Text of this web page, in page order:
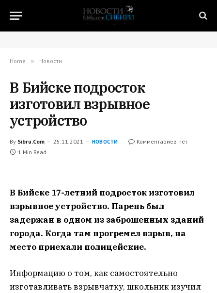
Home » Новости
В Бийске подросток
изготовил взрывное
устройство
By Sibru.Com 25.11.2021 НОВОСТИ
Комментариев нет
1 Min Read
В Бийске 17-летний подросток изготовил
взрывное устройство. Парень был
задержан в одном из заброшенных зданий
города. Когда там прогремел взрыв, на
место приехали полицейские.
Информацию о том, как самостоятельно
изготавливать взрывчатку, школьник изучил